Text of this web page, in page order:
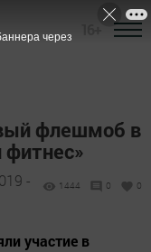
флешмоб в
-
1444 0 0
участие в
через